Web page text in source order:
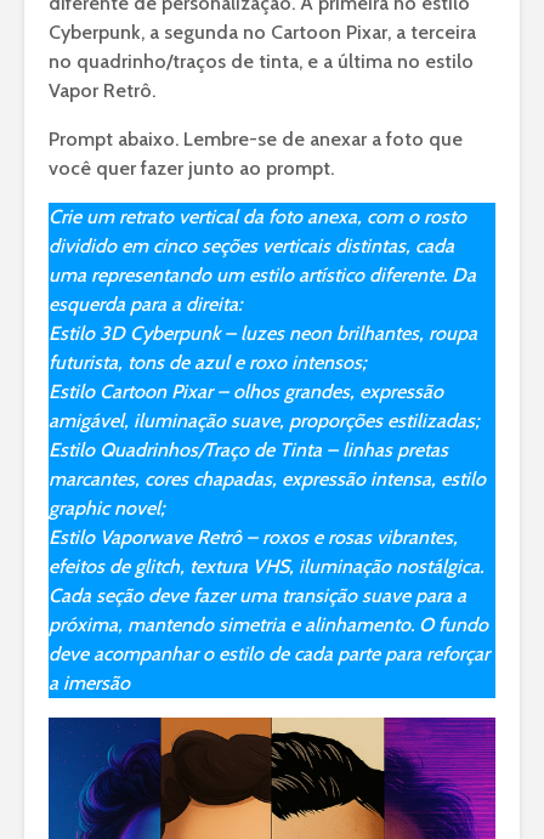
Cyberpunk, a segunda no Cartoon Pixar, a terceira
no quadrinho/traços de tinta, e a última no estilo
Vapor Retrô.
Prompt abaixo. Lembre-se de anexar a foto que
você quer fazer junto ao prompt.
Crie um retrato vertical da foto anexa, com o rosto
dividido em cinco seções verticais distintas, cada
uma representando um estilo artístico diferente. Da
esquerda para a direita:
Estilo 3D Cyberpunk – luzes neon brilhantes, roupa
futurista, tons de azul e roxo intensos;
Estilo Cartoon Pixar – olhos grandes, expressão
amigável, iluminação suave, proporções estilizadas;
Estilo Quadrinhos/Traço de Tinta – linhas pretas
marcantes, cores chapadas, expressão intensa, estilo
graphic novel;
Estilo Vaporwave Retrô – roxos e rosas vibrantes,
efeitos de glitch, textura VHS, iluminação nostálgica.
Cada seção deve fazer uma transição suave para a
próxima, mantendo simetria e alinhamento. O fundo
deve acompanhar o estilo de cada parte para reforçar
a imersão